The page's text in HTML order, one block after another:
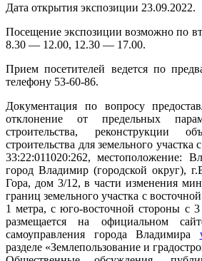
Дата открытия экспозиции 23.09.2022.
Посещение экспозиции возможно по
8.30 — 12.00, 12.30 — 17.00.
Прием посетителей ведется по
телефону 53-60-86.
Документация по вопросу
отклонение от предельных
строительства, реконструкции
строительства для земельного
33:22:011020:262, местоположение:
город Владимир (городской округ),
Гора, дом 3/12, в части изменения
границ земельного участка с
1 метра, с юго-восточной стороны с
размещается на официальном
самоуправления города Владимира
разделе «Землепользование и